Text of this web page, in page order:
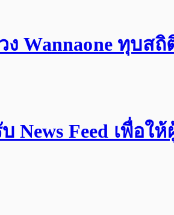
Wannaone ทุบส
บ News Feed เพื่อ